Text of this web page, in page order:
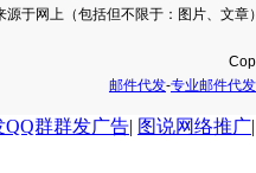
源于网上（包括但不限于：图片、文章
邮件代发-专业邮件代发
QQ群群发广告| 图说网络推广